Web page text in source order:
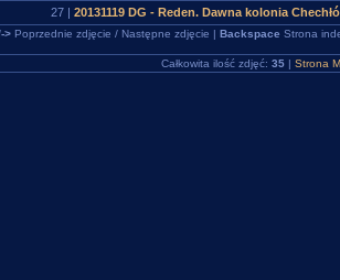
27 | 20131119 DG - Reden. Dawna kolonia
>Poprzednie zdjęcie / Następne zdjęcie | Backspace Strona
Całkowita ilość zdjęć: 35 | Strona